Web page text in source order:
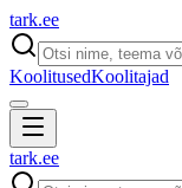
tark.ee
KoolitusedKoolitajad
tark.ee